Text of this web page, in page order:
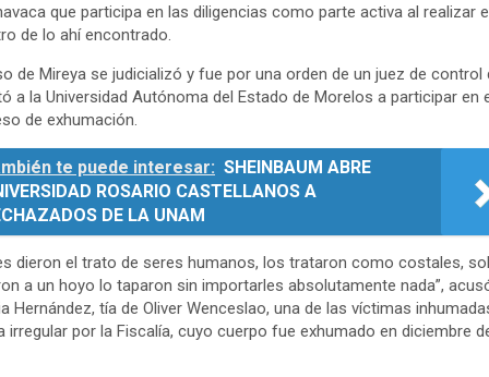
que participa en las diligencias como parte activa al realizar
de lo ahí encontrado.
de Mireya se judicializó y fue por una orden de un juez de control
a la Universidad Autónoma del Estado de Morelos a participar en
de exhumación.
te puede interesar: SHEINBAUM ABRE
ROSARIO CASTELLANOS A
DE LA UNAM
dieron el trato de seres humanos, los trataron como costales,
a un hoyo lo taparon sin importarles absolutamente nada”,
Hernández, tía de Oliver Wenceslao, una de las víctimas
irregular por la Fiscalía, cuyo cuerpo fue exhumado en diciembre